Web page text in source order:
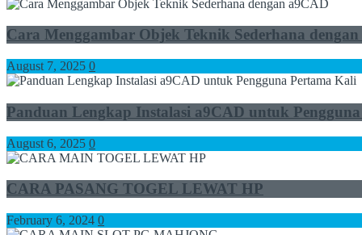
Cara Menggambar Objek Teknik Sederhana
August 7, 2025 0
Panduan Lengkap Instalasi a9CAD untuk
August 6, 2025 0
CARA PASANG TOGEL LEWAT HP
February 6, 2024 0